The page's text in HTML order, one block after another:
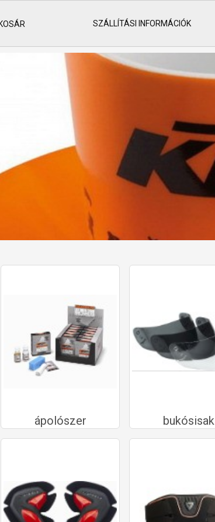
SZÁLLÍTÁSI INFORMÁCIÓK
ápolószer bukósisak